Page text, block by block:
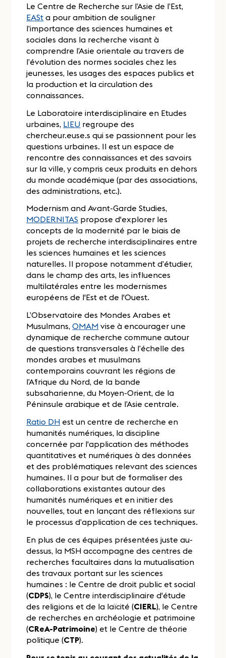
Le Centre de Recherche sur l’Asie de l’Est,
EASt a pour ambition de souligner
l’importance des sciences humaines et
sociales dans la recherche visant à
comprendre l’Asie orientale au travers de
l’évolution des normes sociales chez les
jeunesses, les usages des espaces publics et
la production et la circulation des
connaissances.
Le Laboratoire interdisciplinaire en Etudes
urbaines, LIEU regroupe des
chercheur.euse.s qui se passionnent pour les
questions urbaines. Il est un espace de
rencontre des connaissances et des savoirs
sur la ville, y compris ceux produits en dehors
du monde académique (par des associations,
des administrations, etc.).
Modernism and Avant-Garde Studies,
MODERNITAS propose d'explorer les
concepts de la modernité par le biais de
projets de recherche interdisciplinaires entre
les sciences humaines et les sciences
naturelles. Il propose notamment d’étudier,
dans le champ des arts, les influences
multilatérales entre les modernismes
européens de l'Est et de l'Ouest.
L’Observatoire des Mondes Arabes et
Musulmans,OMAM vise à encourager une
dynamique de recherche commune autour
de questions transversales à l’échelle des
mondes arabes et musulmans
contemporains couvrant les régions de
l’Afrique du Nord, de la bande
subsaharienne, du Moyen-Orient, de la
Péninsule arabique et de l’Asie centrale.
Ratio DH est un centre de recherche en
humanités numériques, la discipline
concernée par l'application des méthodes
quantitatives et numériques à des données
et des problématiques relevant des sciences
humaines. Il a pour but de formaliser des
collaborations existantes autour des
humanités numériques et en initier des
nouvelles, tout en lançant des réflexions sur
le processus d’application de ces techniques.
En plus de ces équipes présentées juste au-
dessus, la MSH accompagne des centres de
recherches facultaires dans la mutualisation
des travaux portant sur les sciences
humaines : le Centre de droit public et social
(CDPS), le Centre interdisciplinaire d'étude
des religions et de la laïcité (CIERL), le Centre
de recherches en archéologie et patrimoine
(CReA-Patrimoine) et le Centre de théorie
politique (CTP).